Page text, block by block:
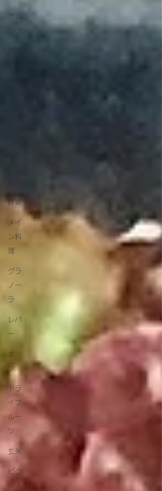
オム
レツ
酵素
メイ
ン料
理
グラ
ノー
ラ
レバ
ー
ナッ
ツ
ドラ
イフ
ルー
ツ
玄米
ピク
ルス